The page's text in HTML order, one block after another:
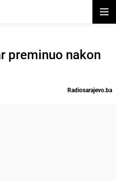
preminuo nakon
Radiosarajevo.ba